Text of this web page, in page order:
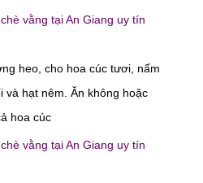
heo, cho hoa cúc tươi, nấm
và hạt nêm. Ăn không hoặc
hoa cúc